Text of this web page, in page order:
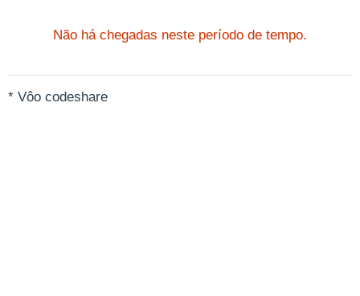
Não há chegadas neste período de tempo.
* Vôo codeshare